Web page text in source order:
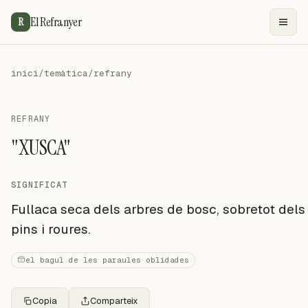
R El Refranyer
inici/temàtica/refrany
REFRANY
"XUSCA"
SIGNIFICAT
Fullaca seca dels arbres de bosc, sobretot dels
pins i roures.
el bagul de les paraules oblidades
Copia Comparteix